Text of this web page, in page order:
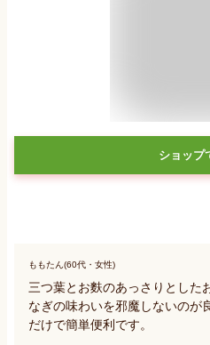
ショップ
ももたん(60代・女性)
三つ葉とお麩のあっさりとした
なぎの味わいを邪魔しないのが
だけで簡単便利です。